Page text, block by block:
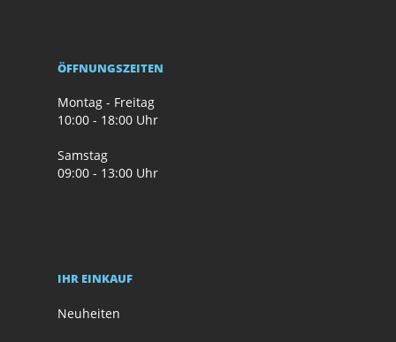
ÖFFNUNGSZEITEN
Montag - Freitag
10:00 - 18:00 Uhr
Samstag
09:00 - 13:00 Uhr
IHR EINKAUF
Neuheiten